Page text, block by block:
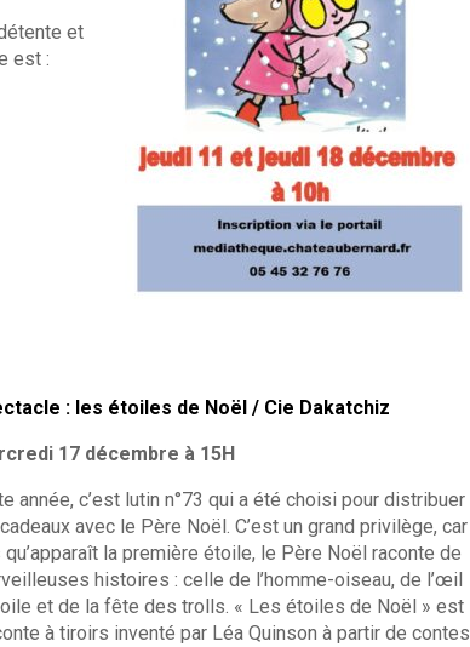
et
est :
: les étoiles de Noël / Cie Dakatchiz
17 décembre à 15H
année, c’est lutin n°73 qui a été choisi pour distribuer
avec le Père Noël. C’est un grand privilège, car
la première étoile, le Père Noël raconte de
histoires : celle de l’homme-oiseau, de l’œil
et de la fête des trolls. « Les étoiles de Noël » est
à tiroirs inventé par Léa Quinson à partir de contes